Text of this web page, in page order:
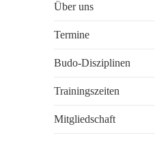
Über uns
Termine
Budo-Disziplinen
Trainingszeiten
Mitgliedschaft